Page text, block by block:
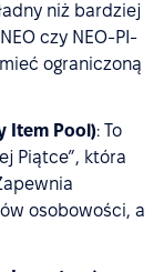
niż bardziej
czy NEO-PI-
ograniczoną
Item Pool): To
Piątce”, która
osobowości, a